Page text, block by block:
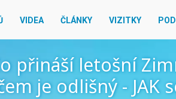
VIDEA ČLÁNKY VIZITKY
přináší letošní
je odlišný - JAK